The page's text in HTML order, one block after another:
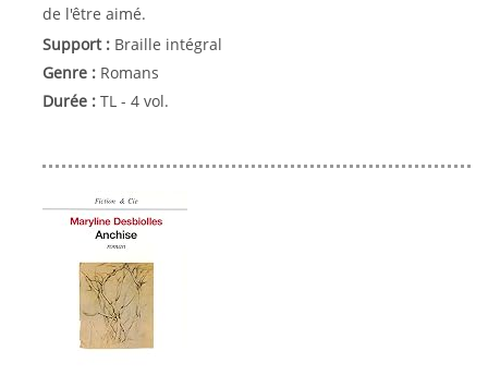
de l'être aimé.
Support : Braille intégral
Genre : Romans
Durée : TL - 4 vol.